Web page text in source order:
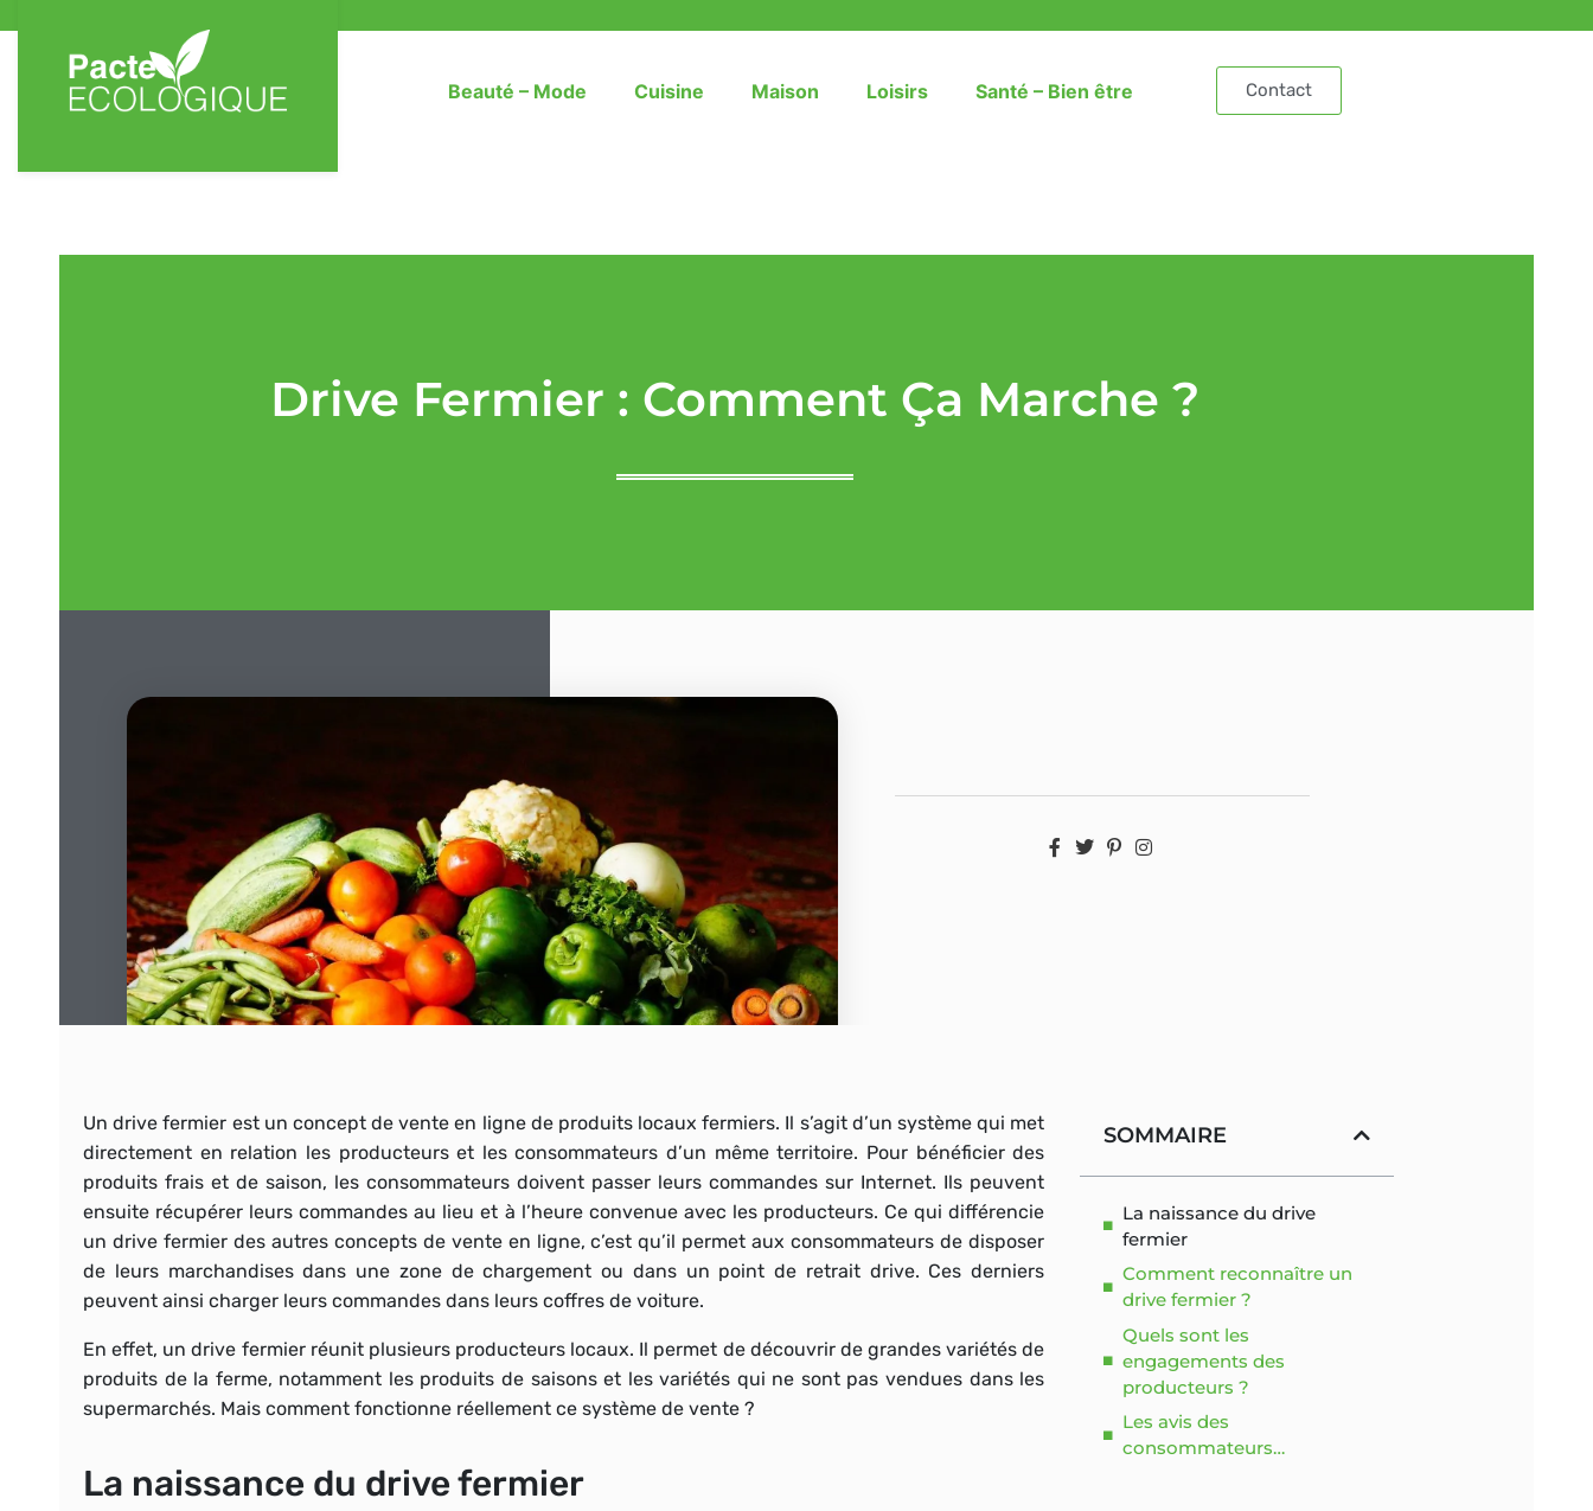
Beauté – Mode Cuisine Maison Loisirs Santé – Bien être Contact
Drive Fermier : Comment Ça Marche ?
Un drive fermier est un concept de vente en ligne de produits locaux fermiers. Il s’agit d’un système qui met
directement en relation les producteurs et les consommateurs d’un même territoire. Pour bénéficier des
produits frais et de saison, les consommateurs doivent passer leurs commandes sur Internet. Ils peuvent
ensuite récupérer leurs commandes au lieu et à l’heure convenue avec les producteurs. Ce qui différencie
un drive fermier des autres concepts de vente en ligne, c’est qu’il permet aux consommateurs dedisposer
de leurs marchandises dans une zone de chargement ou dans un point de retrait drive. Ces derniers
peuvent ainsi charger leurs commandes dans leurs coffres de voiture.
En effet, un drive fermier réunit plusieurs producteurs locaux. Il permet de découvrir de grandes variétés de
produits de la ferme, notamment les produits de saisons et les variétés qui ne sont pas vendues dans les
supermarchés. Mais comment fonctionne réellement ce système de vente ?
La naissance du drive fermier
SOMMAIRE
La naissance du drive
fermier
Comment reconnaître un
drive fermier ?
Quels sont les
engagements des
producteurs ?
Les avis des
consommateurs…